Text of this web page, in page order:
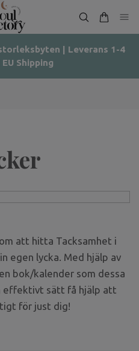
| Leverans 1-4
Shipping
att hitta Tacksamhet i
egen lycka. Med hjälp av
bok/kalender som dessa
effektivt sätt få hjälp att
för just dig!